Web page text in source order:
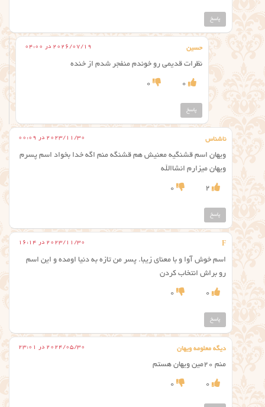
پاسخ
حسین 2026/07/19 در 04:00
نظرات قدیمی رو خوندم منفجر شدم از خنده
0
0
پاسخ
ناشناس 2023/11/30 در 00:09
ویهان اسم قشنگیه معنیش هم قشنگه منم اگه خدا بخواد اسم پسرم
ویهان میزارم انشاالله
2
0
پاسخ
F 2023/11/30 در 16:14
اسم خوش آوا و با معنای زیبا. پسر من تازه به دنیا اومده و این اسم
رو براش انتخاب کردن
0
0
پاسخ
دیگه معلومه ویهان 2024/05/30 در 23:01
منم ۲۰مین ویهان هستم
0
0